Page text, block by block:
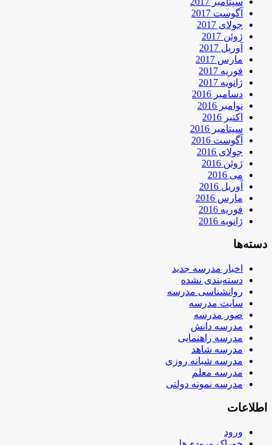
آگوست 2017
جولای 2017
ژوئن 2017
آوریل 2017
مارس 2017
فوریه 2017
ژانویه 2017
دسامبر 2016
نوامبر 2016
اکتبر 2016
سپتامبر 2016
آگوست 2016
جولای 2016
ژوئن 2016
می 2016
آوریل 2016
مارس 2016
فوریه 2016
ژانویه 2016
دسته‌ها
اخبار مدرسه جدید
دسته‌بندی نشده
روانشناسی مدرسه
سایت مدرسه
صور مدرسه
مدرسه دانش
مدرسه راهنمایی
مدرسه شاهد
مدرسه شبانه روزی
مدرسه معلم
مدرسه نمونه دولتی
اطلاعات
ورود